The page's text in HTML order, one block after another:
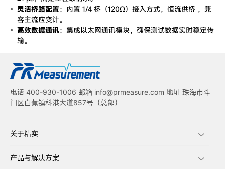
灵活桥路配置：内置 1/4 桥（120Ω）接入方式，恒流供桥 ，兼
容主流应变计。
高效数据通讯：集成以太网通讯模块，确保测试数据实时稳定传
输。
电话 400-930-1006 邮箱 info@prmeasure.com 地址 珠海市斗
门区白蕉镇科港大道857号（总部）
关于精实
产品与解决方案